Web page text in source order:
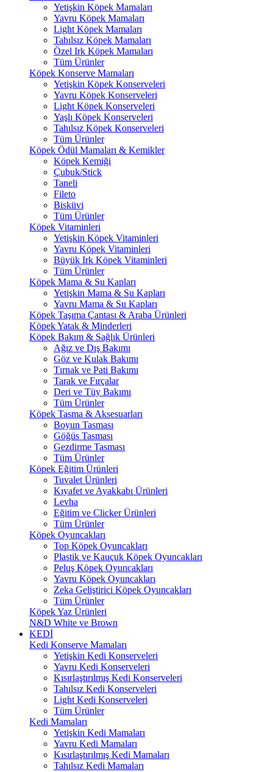
Yetişkin Köpek Mamaları
Yavru Köpek Mamaları
Light Köpek Mamaları
Tahılsız Köpek Mamaları
Özel Irk Köpek Mamaları
Tüm Ürünler
Köpek Konserve Mamaları
Yetişkin Köpek Konserveleri
Yavru Köpek Konserveleri
Light Köpek Konserveleri
Yaşlı Köpek Konserveleri
Tahılsız Köpek Konserveleri
Tüm Ürünler
Köpek Ödül Mamaları & Kemikler
Köpek Kemiği
Çubuk/Stick
Taneli
Fileto
Bisküvi
Tüm Ürünler
Köpek Vitaminleri
Yetişkin Köpek Vitaminleri
Yavru Köpek Vitaminleri
Büyük Irk Köpek Vitaminleri
Tüm Ürünler
Köpek Mama & Su Kapları
Yetişkin Mama & Su Kapları
Yavru Mama & Su Kapları
Köpek Taşıma Çantası & Araba Ürünleri
Köpek Yatak & Minderleri
Köpek Bakım & Sağlık Ürünleri
Ağız ve Dış Bakımı
Göz ve Kulak Bakımı
Tırnak ve Pati Bakımı
Tarak ve Fırçalar
Deri ve Tüy Bakımı
Tüm Ürünler
Köpek Tasma & Aksesuarları
Boyun Tasması
Göğüs Tasması
Gezdirme Tasması
Tüm Ürünler
Köpek Eğitim Ürünleri
Tuvalet Ürünleri
Kıyafet ve Ayakkabı Ürünleri
Levha
Eğitim ve Clicker Ürünleri
Tüm Ürünler
Köpek Oyuncakları
Top Köpek Oyuncakları
Plastik ve Kauçuk Köpek Oyuncakları
Peluş Köpek Oyuncakları
Yavru Köpek Oyuncakları
Zeka Geliştirici Köpek Oyuncakları
Tüm Ürünler
Köpek Yaz Ürünleri
N&D White ve Brown
KEDİ
Kedi Konserve Mamaları
Yetişkin Kedi Konserveleri
Yavru Kedi Konserveleri
Kısırlaştırılmış Kedi Konserveleri
Tahılsız Kedi Konserveleri
Light Kedi Konserveleri
Tüm Ürünler
Kedi Mamaları
Yetişkin Kedi Mamaları
Yavru Kedi Mamaları
Kısırlaştırılmış Kedi Mamaları
Tahılsız Kedi Mamaları